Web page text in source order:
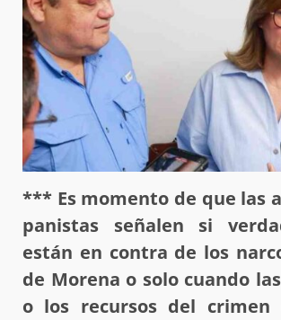
*** Es momento de que las
panistas señalen si
están en contra de los
de Morena o solo cuando
o los recursos del crimen